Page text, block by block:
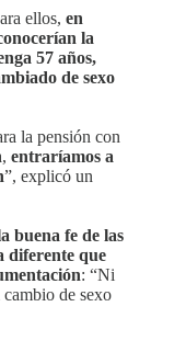
ellos, en
la
57 años,
de sexo
la pensión con
entraríamos a
”, explicó un
buena fe de las
diferente que
: “Ni
de sexo